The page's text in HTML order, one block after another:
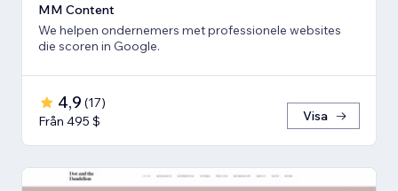
MM Content
We helpen ondernemers met professionele websites
die scoren in Google.
4,9 (17)
Från 495 $
Visa